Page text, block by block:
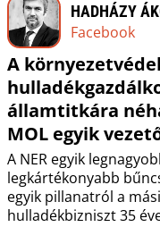
HADHÁZY
Facebook
A
államtitkára
MOL egyik
A NER egyik
legkártékonyabb
egyik pillanatról a
hulladékbizniszt 35